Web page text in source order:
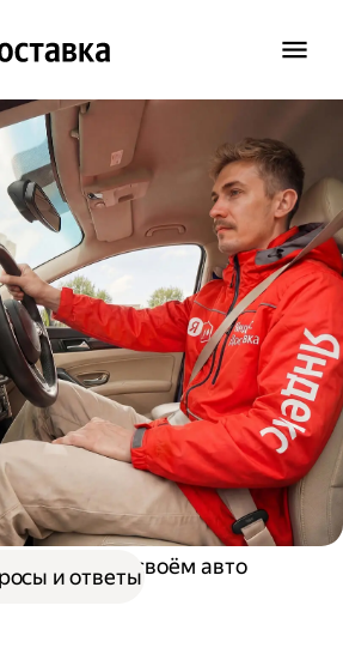
Работа на своём авто
и ответы